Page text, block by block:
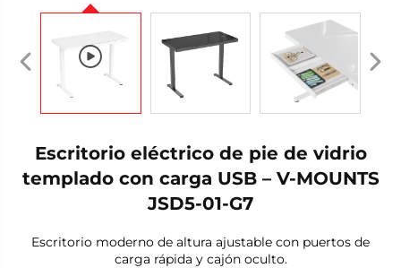
Escritorio eléctrico de pie de vidrio
templado con carga USB – V-MOUNTS
JSD5-01-G7
Escritorio moderno de altura ajustable con puertos de
carga rápida y cajón oculto.